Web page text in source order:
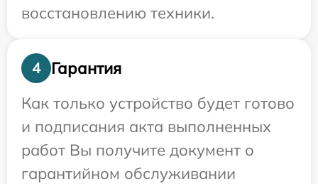
восстановлению техники.
4
Гарантия
Как только устройство будет готово
и подписания акта выполненных
работ Вы получите документ о
гарантийном обслуживании